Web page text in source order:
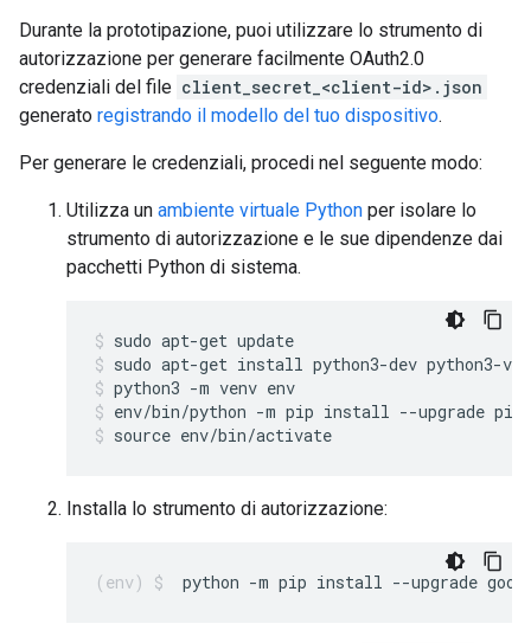
Durante la prototipazione, puoi utilizzare lo strumento di
autorizzazione per generare facilmente OAuth2.0
credenziali del file client_secret_<client-id>.json
generato registrando il modello del tuo dispositivo.
Per generare le credenziali, procedi nel seguente modo:
Utilizza un ambiente virtuale Python per isolare lo
strumento di autorizzazione e le sue dipendenze dai
pacchetti Python di sistema.
sudo apt-get update
sudo apt-get install python3-dev python3-
python3 -m venv env
env/bin/python -m pip install --upgrade pip
source env/bin/activate
Installa lo strumento di autorizzazione:
python -m pip install --upgrade